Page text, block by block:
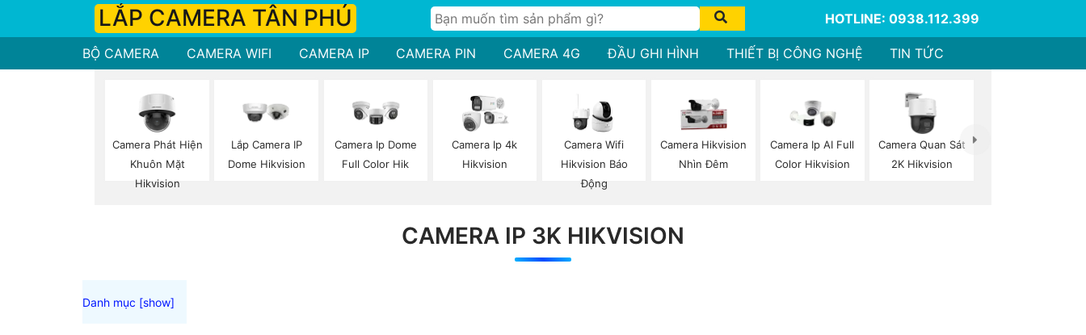
LẮP CAMERA TÂN PHÚ HOTLINE: 0938.112.399
BỘ CAMERA CAMERA WIFI CAMERA IP CAMERA PIN CAMERA 4G ĐẦU GHI HÌNH THIẾT BỊ CÔNG NGHỆ TIN TỨC
Camera Phát Hiện
Khuôn Mặt
Hikvision
Lắp Camera IP
Dome Hikvision
Camera Ip Dome
Full Color Hik
Camera Ip 4k
Hikvision
Camera Wifi
Hikvision Báo
Động
Camera Hikvision
Nhìn Đêm
Camera Ip AI Full
Color Hikvision
Camera Quan Sát
2K Hikvision
CAMERA IP 3K HIKVISION